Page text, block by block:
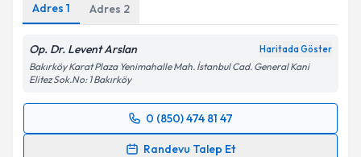
kapsamda işlenmesini kabul ediyorum.
Takvim Talebini Gönder
Adres 1 Adres 2
Op. Dr. Levent Arslan Haritada Göster
Bakırköy Karat Plaza Yenimahalle Mah. İstanbul Cad. General Kani
Elitez Sok.No: 1 Bakırköy
0 (850) 474 81 47
Randevu Talep Et
Randevu Takvimi Talebi